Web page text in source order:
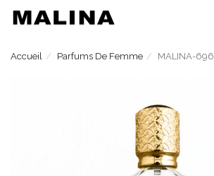
Accueil Parfums De Femme MALINA-696